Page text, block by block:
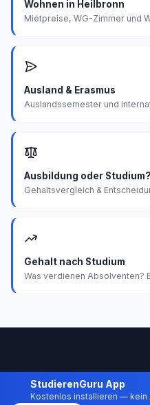
Wohnen in Heilbronn
Mietpreise, WG-Zimmer und
Ausland & Erasmus
Auslandssemester und
Ausbildung oder Studium?
Gehaltsvergleich &
Gehalt nach Studium
Was verdienen Absolventen?
StudierenGuru App
Kostenlos installieren — kein